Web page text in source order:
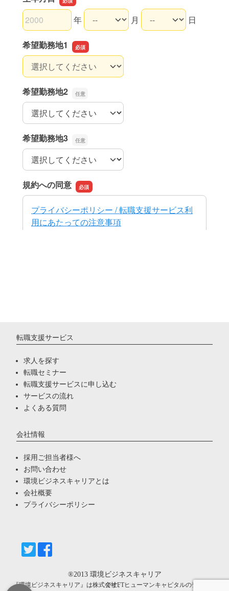
転職支援サービス
求人を探す
転職セミナー
転職支援サービスに申し込む
サービスの流れ
よくある質問
会社情報
採用ご担当者様へ
お問い合わせ
環境ビジネスキャリアとは
会社概要
プライバシーポリシー
®2013環境ビジネスキャリア
『環境ビジネスキャリア』は株式会社FTヒューマンキャピタルの登録商標です。